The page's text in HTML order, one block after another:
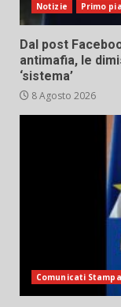
Notizie Primo
Dal post
antimafia, le
‘sistema’
8 Agosto 2026
Comunicati Stampa